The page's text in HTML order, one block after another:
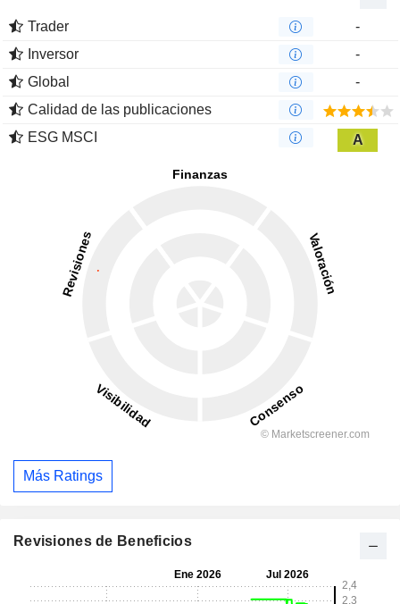
Trader
-
Inversor
-
Global
-
Calidad de las publicaciones
ESG MSCI
A
Más Ratings
Revisiones de Beneficios